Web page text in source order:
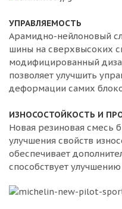
УПРАВЛЯЕМОСТЬ
Арамидно-нейлоновый
шины на сверхвысоких
модифицированный
позволяет улучшить
деформации самих
ИЗНОСОСТОЙКОСТЬ И
Новая резиновая смесь
улучшения свойств
обеспечивает
способствует